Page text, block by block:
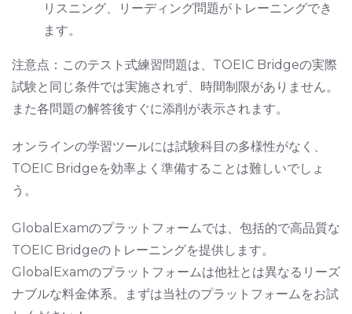
リスニング、リーディング問題がトレーニングでき
ます。
注意点：このテスト式練習問題は、TOEIC Bridgeの実際
試験と同じ条件では実施されず、時間制限がありません。
また各問題の解答後すぐに添削が表示されます。
オンラインの学習ツールには試験科目の多様性がなく、
TOEIC Bridgeを効率よく準備することは難しいでしょ
う。
GlobalExamのプラットフォームでは、包括的で高品質な
TOEIC Bridgeのトレーニングを提供します。
GlobalExamのプラットフォームは他社とは異なるリーズ
ナブルな料金体系。まずは当社のプラットフォームをお試